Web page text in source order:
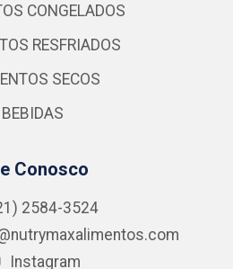
CONGELADOS
RESFRIADOS
SECOS
BEBIDAS
Conosco
2584-3524
Instagram